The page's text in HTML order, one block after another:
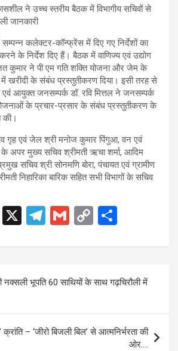
कलेक्टर-कॉन्फ्रेंस में दिए गए निर्देशों का
के निर्देश दिए हैं। बैठक में वाणिज्य एवं उद्योग
कुमार ने पी एम गति शक्ति योजना और जेम के
में खरीदी के संबंध प्रस्तुतीकरण दिया। इसी तरह से
आयुक्त जनसम्पर्क डॉ. रवि मित्तल ने जनसम्पर्क
योजनाओं के प्रचार-प्रसार के संबंध प्रस्तुतीकरण के
की।
गृह एवं जेल श्री मनोज कुमार पिंगुआ, वन एवं
के अपर मुख्य सचिव श्रीमती ऋचा शर्मा, आदिम
सचिव श्री सोनमणि बोरा, पंचायत एवं ग्रामीण
निहारिका बारिक सहित सभी विभागों के सचिव
W
X
T
e
gr
a
m
G
ail
C
py
n
k
ar
e
नक्सली भूपति 60 साथियों के साथ गढ़चिरौली में
क्रांति – ‘जीरो बिजली बिल’ से आत्मनिर्भरता की
ओर….